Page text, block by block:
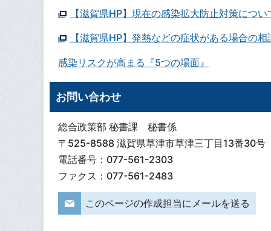
【滋賀県HP】現在の感染拡大防止対策につい
【滋賀県HP】発熱などの症状がある場合の
感染リスクが高まる『5つの場面』
お問い合わせ
総合政策部 秘書課 秘書係
〒525-8588 滋賀県草津市草津三丁目13番30号
電話番号：077-561-2303
ファクス：077-561-2483
このページの作成担当にメールを送る